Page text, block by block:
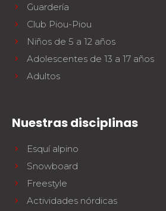
Guardería
Club Piou-Piou
Niños de 5 a 12 años
Adolescentes de 13 a 17 años
Adultos
Nuestras disciplinas
Esquí alpino
Snowboard
Freestyle
Actividades nórdicas